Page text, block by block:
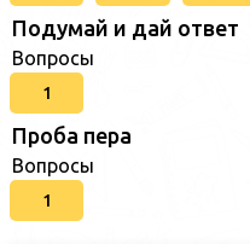
Подумай и дай ответ
Вопросы
1
Проба пера
Вопросы
1